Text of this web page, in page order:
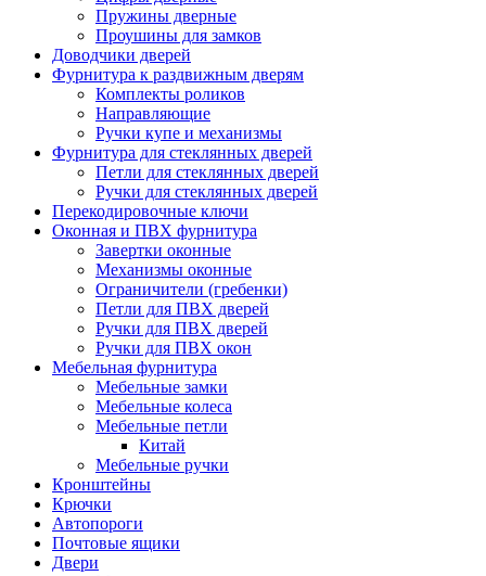
Пружины дверные
Проушины для замков
Доводчики дверей
Фурнитура к раздвижным дверям
Комплекты роликов
Направляющие
Ручки купе и механизмы
Фурнитура для стеклянных дверей
Петли для стеклянных дверей
Ручки для стеклянных дверей
Перекодировочные ключи
Оконная и ПВХ фурнитура
Завертки оконные
Механизмы оконные
Ограничители (гребенки)
Петли для ПВХ дверей
Ручки для ПВХ дверей
Ручки для ПВХ окон
Мебельная фурнитура
Мебельные замки
Мебельные колеса
Мебельные петли
Китай
Мебельные ручки
Кронштейны
Крючки
Автопороги
Почтовые ящики
Двери